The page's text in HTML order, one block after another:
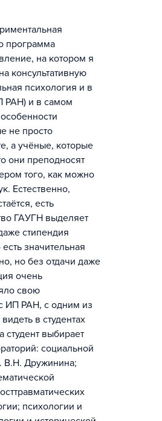
программа
на котором я
консультативную
психология и в
РАН) и в самом
не просто
а учёные, которые
они преподносят
того, как можно
Естественно,
есть
ГАУГН выделяет
стипендия
значительная
но без отдачи даже
очень
свою
ИП РАН, с одним из
в студентах
студент выбирает
социальной
В.Н. Дружинина;
психологии и